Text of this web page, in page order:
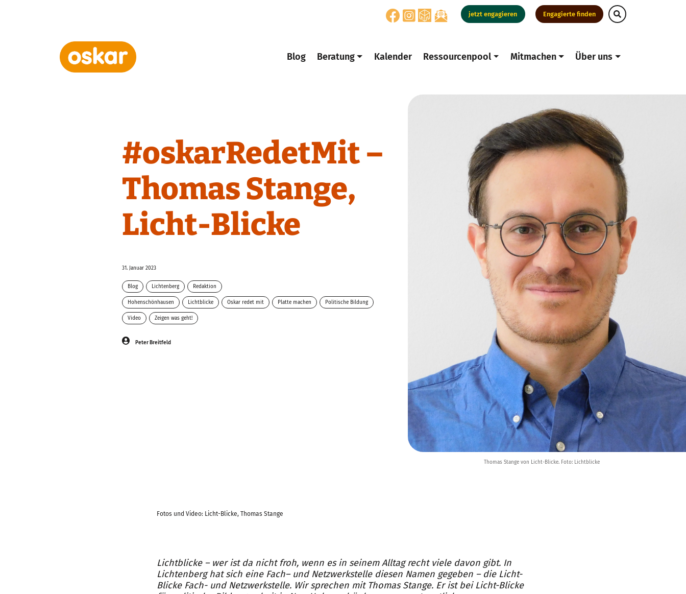
jetzt engagieren Engagierte finden
Hauptnavigation Blog Beratung Kalender Ressourcenpool Mitmachen Über uns
Thomas Stange von Licht-Blicke. Foto: Lichtblicke
#oskarRedetMit –
Thomas Stange,
Licht-Blicke
31. Januar 2023
Blog Lichtenberg Redaktion
Hohenschönhausen Lichtblicke Oskar redet mit Platte machen Politische Bildung
Video Zeigen was geht!
Peter Breitfeld
Fotos und Video: Licht-Blicke, Thomas Stange
Lichtblicke – wer ist da nicht froh, wenn es in seinem Alltag recht viele davon gibt. In
Lichtenberg hat sich eine Fach– und Netzwerkstelle diesen Namen gegeben – die Licht-
Blicke Fach- und Netzwerkstelle. Wir sprechen mit Thomas Stange. Er ist bei Licht-Blicke